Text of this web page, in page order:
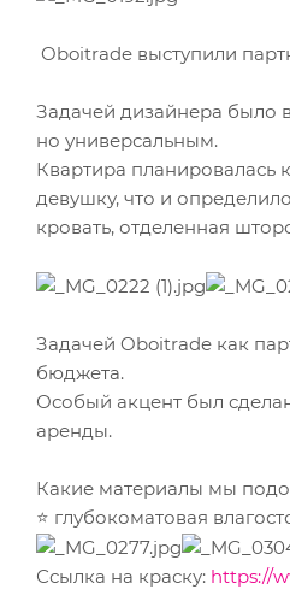
Oboitrade выступили
Задачей дизайнера было
но универсальным.
Квартира планировалась
девушку, что и
кровать, отделенная
Задачей Oboitrade как
бюджета.
Особый акцент был
аренды.
Какие материалы мы
⭐️ глубокоматовая
Ссылка на краску: https://